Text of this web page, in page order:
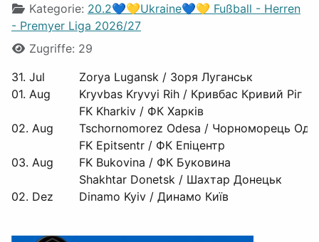
Kategorie: 20.2💙💛Ukraine💙💛 Fußball - Herren
- Premyer Liga 2026/27
Zugriffe: 29
31. Jul
Zorya Lugansk / Зоря Луганськ
01. Aug
Kryvbas Kryvyi Rih / Кривбас Кривий Ріг
FK Kharkiv / ФК Харків
02. Aug
Tschornomorez Odesa / Чорноморець
FK Epitsentr / ФК Епіцентр
03. Aug
FK Bukovina / ФК Буковина
Shakhtar Donetsk / Шахтар Донецьк
02. Dez
Dinamo Kyiv / Динамо Київ